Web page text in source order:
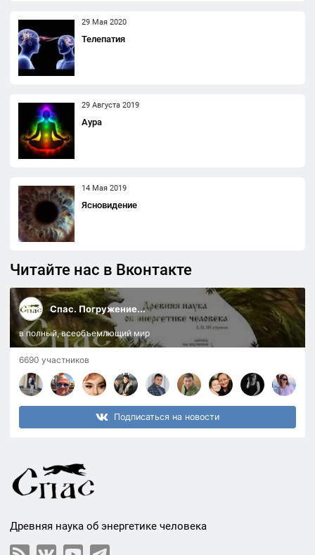
29 Мая 2020
Телепатия
29 Августа 2019
Аура
14 Мая 2019
Ясновидение
Читайте нас в Вконтакте
Спас. Погружение...
в полный, всеобъемлющий мир
6690 участников
Подписаться на новости
Древняя наука об энергетике человека